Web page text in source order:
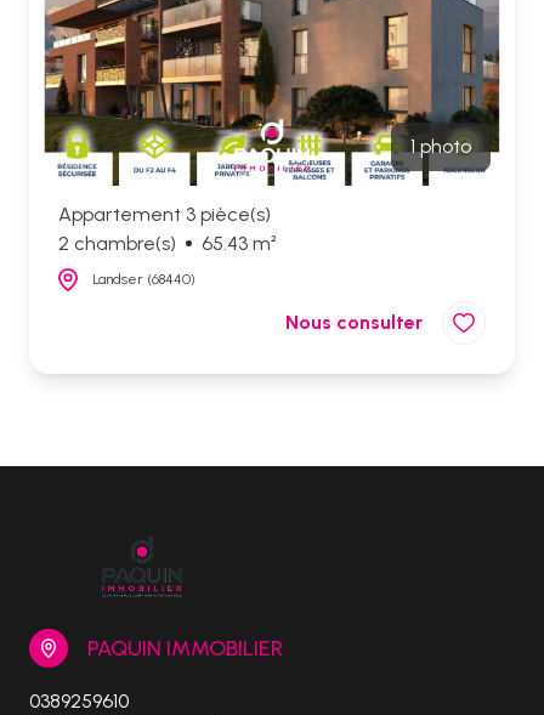
1 photo
Appartement 3 pièce(s)
2 chambre(s)
65.43 m²
Landser (68440)
Nous consulter
PAQUIN IMMOBILIER
0389259610